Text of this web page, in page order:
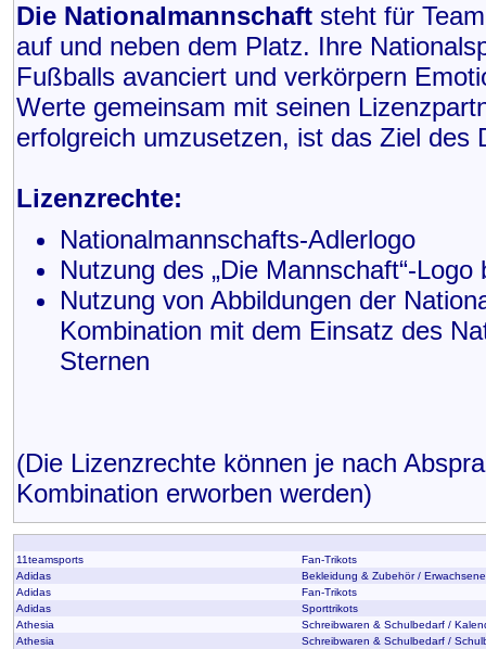
Die Nationalmannschaft steht für
auf und neben dem Platz. Ihre
Fußballs avanciert und verkörpern
Werte gemeinsam mit seinen
erfolgreich umzusetzen, ist das Ziel des
Lizenzrechte:
Nationalmannschafts-Adlerlogo
Nutzung des „Die Mannschaft“-
Nutzung von Abbildungen der
Kombination mit dem Einsatz des
Sternen
(Die Lizenzrechte können je nach
Kombination erworben werden)
11teamsports
Fan-Trikots
Adidas
Bekleidung & Zubehör /
Adidas
Fan-Trikots
Adidas
Sporttrikots
Athesia
Schreibwaren & Schulbedarf /
Athesia
Schreibwaren & Schulbedarf /